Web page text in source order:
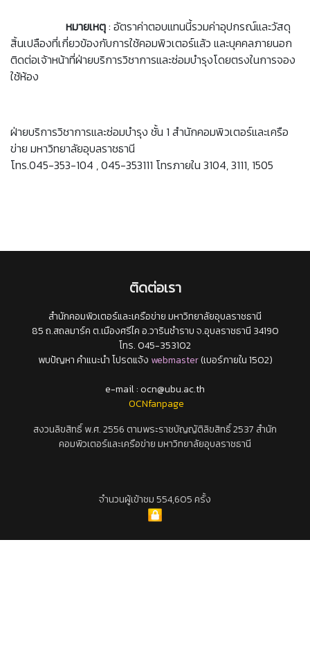
หมายเหตุ: อัตราค่าตอบแทนนี้รวมค่าอุปกรณ์และวัสดุ
สิ้นเปลืองที่เกี่ยวข้องกับการใช้คอมพิวเตอร์แล้ว และบุคคลภายนอก
ติดต่อเจ้าหน้าที่ฝ่ายบริการวิชาการและซ่อมบำรุงโดยตรงในการจอง
ใช้ห้อง
ฝ่ายบริการวิชาการและซ่อมบำรุง ชั้น 1 สำนักคอมพิวเตอร์และเครือ
ข่าย มหาวิทยาลัยอุบลราชธานี
โทร.045-353-104 , 045-353111 โทรภายใน 3104, 3111, 1505
ติดต่อเรา
สำนักคอมพิวเตอร์และเครือข่าย มหาวิทยาลัยอุบลราชธานี
85 ถ.สถลมาร์ค ต.เมืองศรีไค อ.วารินชำราบ จ.อุบลราชธานี 34190
โทร. 045-353102
พบปัญหา คำแนะนำ โปรดแจ้ง webmaster(เบอร์ภายใน 1502)
e-mail : ocn@ubu.ac.th
OCNfanpage
สงวนลิขสิทธิ์ พ.ศ. 2556 ตามพระราชบัญญัติลิขสิทธิ์ 2537 สำนัก
คอมพิวเตอร์และเครือข่าย มหาวิทยาลัยอุบลราชธานี
จำนวนผู้เข้าชม 554,605 ครั้ง